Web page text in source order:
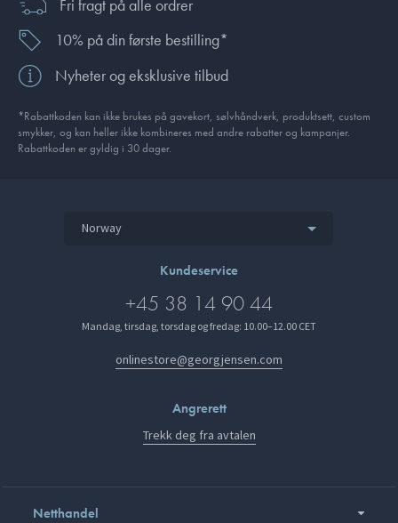
Fri fragt på alle ordrer
10% på din første bestilling*
Nyheter og eksklusive tilbud
*Rabattkoden kan ikke brukes på gavekort, sølvhåndverk, produkt­sett, custom
smykker, og kan heller ikke kombineres med andre rabatter og kampanjer.
Rabattkoden er gyldig i 30 dager.
Norway
Kundeservice
+45 38 14 90 44
Mandag, tirsdag, torsdag og fredag: 10.00–12.00 CET
onlinestore@georgjensen.com
Angrerett
Trekk deg fra avtalen
Netthandel